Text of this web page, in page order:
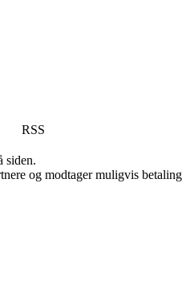
RSS
siden.
og modtager muligvis